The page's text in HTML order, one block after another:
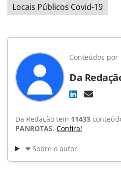
Locais Públicos Covid-19
Conteúdos por
Da
Da Redação tem 11433
PANROTAS. Confira!
Sobre o autor